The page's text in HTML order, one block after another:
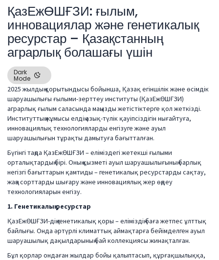
ҚазЕжӨШҒЗИ: ғылым,
инновациялар және генетикалық
ресурстар – Қазақстанның
аграрлық болашағы үшін
Dark
Mode
2025 жылдың қорытындысы бойынша, Қазақ егіншілік және өсімдік
шаруашылығы ғылыми-зерттеу институты (ҚазЕжӨШҒЗИ)
аграрлық ғылым саласында маңызды жетістіктерге қол жеткізді.
Институттың жұмысы елдің азық-түлік қауіпсіздігін нығайтуға,
инновациялық технологияларды енгізуге және ауыл
шаруашылығын тұрақты дамытуға бағытталған.
Бүгінгі таңда ҚазЕжӨШҒЗИ – еліміздегі жетекші ғылыми
орталықтардың бірі. Оның қызметі ауыл шаруашылығының барлық
негізгі бағыттарын қамтиды – генетикалық ресурстарды сақтау,
жаңа сорттарды шығару және инновациялық жер өңдеу
технологияларын енгізу.
1. Генетикалық ресурстар
ҚазЕжӨШҒЗИ-дің генетикалық қоры – еліміздің баға жетпес ұлттық
байлығы. Онда әртүрлі климаттық аймақтарға бейімделген ауыл
шаруашылық дақылдарының бай коллекциясы жинақталған.
Бұл қорлар ондаған жылдар бойы қалыптасып, құрғақшылыққа,